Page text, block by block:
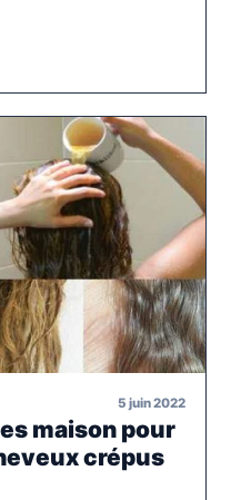
5 juin 2022
maison pour
crépus